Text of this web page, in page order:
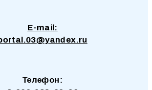
E-mail:
Телефон: